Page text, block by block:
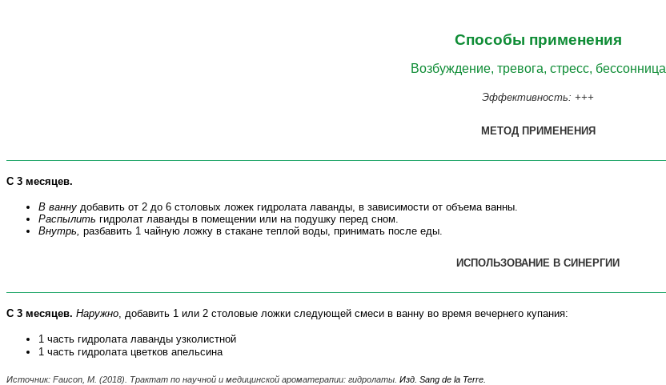
Способы применения
Возбуждение, тревога, стресс, бессонница
Эффективность: +++
МЕТОД ПРИМЕНЕНИЯ
С 3 месяцев.
В ванну добавить от 2 до 6 столовых ложек гидролата лаванды, в зависимости от объема ванны.
Распылить гидролат лаванды в помещении или на подушку перед сном.
Внутрь, разбавить 1 чайную ложку в стакане теплой воды, принимать после еды.
ИСПОЛЬЗОВАНИЕ В СИНЕРГИИ
С 3 месяцев. Наружно , добавить 1 или 2 столовые ложки следующей смеси в ванну во время вечернего купания:
1 часть гидролата лаванды узколистной
1 часть гидролата цветков апельсина
Источник: Faucon M (2018). Трактат по научной и медицинской ароматерапии: гидролаты. Изд. Sang de la Terre.